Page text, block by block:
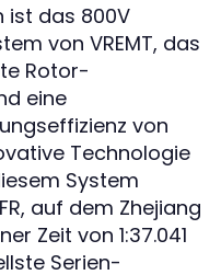
ist das 800V
von VREMT, das
Rotor-
eine
von
Technologie
System
auf dem Zhejiang
Zeit von 1:37.041
Serien-